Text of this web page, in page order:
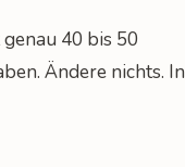
40 bis 50
Ändere nichts. In